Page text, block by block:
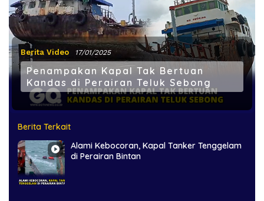
Berita Video 17/01/2025
Penampakan Kapal Tak Bertuan
Kandas di Perairan Teluk Sebong
Berita Terkait
Alami Kebocoran, Kapal Tanker Tenggelam
di Perairan Bintan